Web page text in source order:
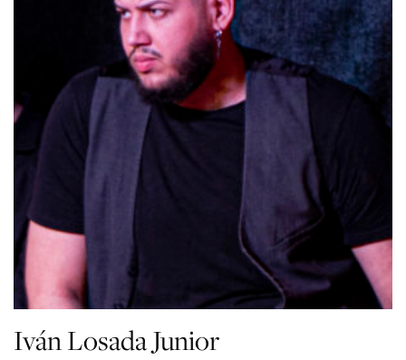
Iván Losada Junior